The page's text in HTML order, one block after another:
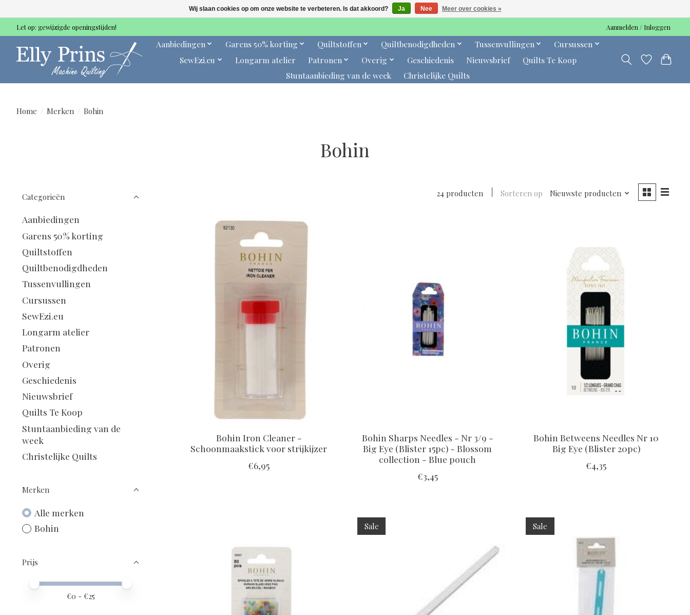
Let op: gewijzigde openingstijden! Aanmelden / Inloggen
Aanbiedingen Garens 50% korting Quiltstoffen Quiltbenodigdheden Tussenvullingen
Cursussen
SewEzi.eu
Longarm atelier Patronen Overig Geschiedenis Nieuwsbrief
Quilts Te Koop
Stuntaanbieding van de week
Christelijke Quilts
Home / Merken / Bohin
Bohin
Categorieën
Aanbiedingen
Garens 50% korting
Quiltstoffen
Quiltbenodigdheden
Tussenvullingen
Cursussen
SewEzi.eu
Longarm atelier
Patronen
Overig
Geschiedenis
Nieuwsbrief
Quilts Te Koop
Stuntaanbieding van de
week
Christelijke Quilts
Merken
Alle merken
Bohin
Prijs
Minimale prijswaarde
Price maximum value
€0 - €25
24 producten Sorteren op Nieuwste producten
Bohin Iron Cleaner -
Schoonmaakstick voor strijkijzer
€6,95
Bohin Sharps Needles - Nr 3/9 -
Big Eye (Blister 15pc) - Blossom
collection - Blue pouch
€3,45
Bohin Betweens Needles Nr 10
Big Eye (Blister 20pc)
€4,35
Sale Sale
Wij slaan cookies op om onze website te verbeteren. Is dat akkoord? Ja Nee Meer over cookies »